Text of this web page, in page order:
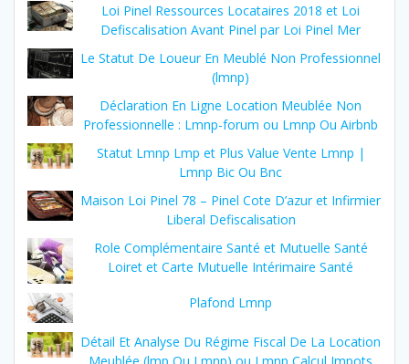
Loi Pinel Ressources Locataires 2018 et Loi
Defiscalisation Avant Pinel par Loi Pinel Mer
Le Statut De Loueur En Meublé Non Professionnel
(lmnp)
Déclaration En Ligne Location Meublée Non
Professionnelle : Lmnp-forum ou Lmnp Ou Airbnb
Statut Lmnp Lmp et Plus Value Vente Lmnp |
Lmnp Bic Ou Bnc
Maison Loi Pinel 78 – Pinel Cote D’azur et Infirmier
Liberal Defiscalisation
Role Complémentaire Santé et Mutuelle Santé
Loiret et Carte Mutuelle Intérimaire Santé
Plafond Lmnp
Détail Et Analyse Du Régime Fiscal De La Location